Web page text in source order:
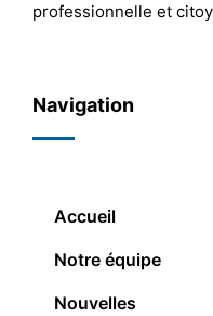
professionnelle et
Navigation
Accueil
Notre équipe
Nouvelles